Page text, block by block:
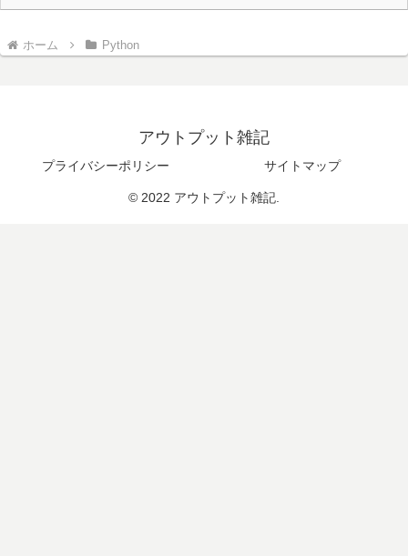
ホーム Python
アウトプット雑記
プライバシーポリシー サイトマップ
© 2022 アウトプット雑記.